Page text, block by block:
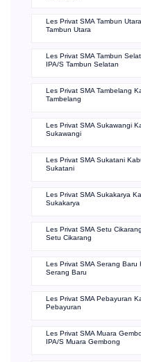
Les Privat SMA Tambun
Tambun Utara
Les Privat SMA Tambun
IPA/S Tambun Selatan
Les Privat SMA Tambelang
Tambelang
Les Privat SMA Sukawangi
Sukawangi
Les Privat SMA Sukatani
Sukatani
Les Privat SMA Sukakarya
Sukakarya
Les Privat SMA Setu
Setu Cikarang
Les Privat SMA Serang
Serang Baru
Les Privat SMA Pebayuran
Pebayuran
Les Privat SMA Muara
IPA/S Muara Gembong